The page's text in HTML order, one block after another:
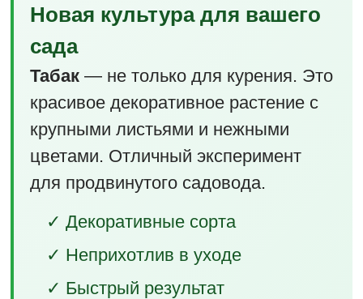
Новая культура для вашего
сада
Табак— не только для курения. Это
красивое декоративное растение с
крупными листьями и нежными
цветами. Отличный эксперимент
для продвинутого садовода.
✓ Декоративные сорта
✓ Неприхотлив в уходе
✓ Быстрый результат